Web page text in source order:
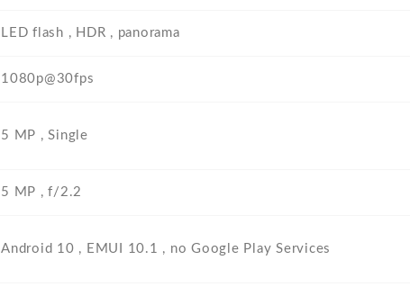
LED flash , HDR , panorama
1080p@30fps
5 MP , Single
5 MP , f/2.2
Android 10 , EMUI 10.1 , no Google Play Services